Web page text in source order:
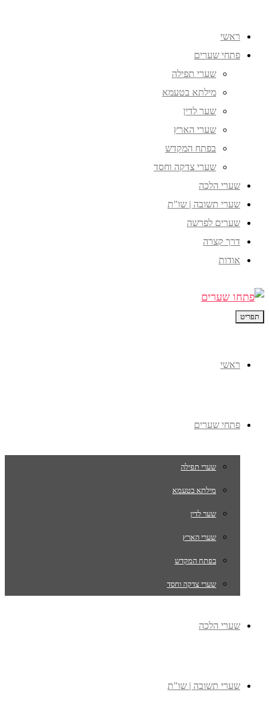
ראשי
פתחי שערים
שערי תפילה
מילתא בטעמא
שער לדין
שערי הארץ
בפתח המקדש
שערי צדקה וחסד
שערי הלכה
שערי תשובה | שו"ת
שערים לפרשה
דרך קצרה
אודות
תפריט
ראשי
פתחי שערים
שערי תפילה
מילתא בטעמא
שער לדין
שערי הארץ
בפתח המקדש
שערי צדקה וחסד
שערי הלכה
שערי תשובה | שו"ת